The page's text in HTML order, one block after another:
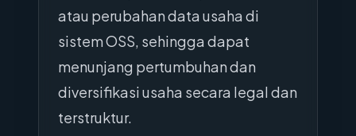
atau perubahan data usaha di
sistem OSS, sehingga dapat
menunjang pertumbuhan dan
diversifikasi usaha secara legal dan
terstruktur.